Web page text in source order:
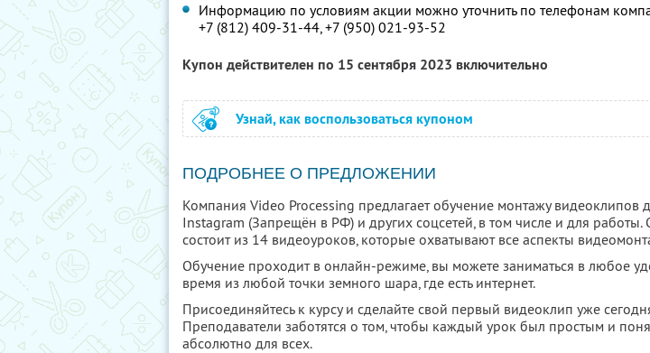
Информацию по условиям акции можно уточнить по телефонам
+7 (812) 409-31-44, +7 (950) 021-93-52
Купон действителен по 15 сентября 2023 включительно
Узнай, как воспользоваться купоном
ПОДРОБНЕЕ О ПРЕДЛОЖЕНИИ
Компания Video Processing предлагает обучение монтажу видеоклипов
Instagram (Запрещён в РФ) и других соцсетей, в том числе и для работы.
состоит из 14 видеоуроков, которые охватывают все аспекты
Обучение проходит в онлайн-режиме, вы можете заниматься в любое
время из любой точки земного шара, где есть интернет.
Присоединяйтесь к курсу и сделайте свой первый видеоклип уже
Преподаватели заботятся о том, чтобы каждый урок был простым и
абсолютно для всех.